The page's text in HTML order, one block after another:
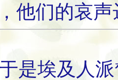
他们的哀
是埃及人